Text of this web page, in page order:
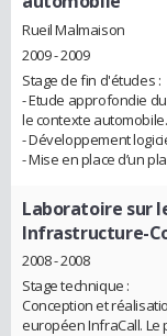
Rueil Malmaison
2009 - 2009
Stage de fin d'études :
- Etude approfondie
le contexte automobile.
- Développement
- Mise en place d’un
Laboratoire sur
Infrastructure-
2008 - 2008
Stage technique :
Conception et
européen InfraCall. Le